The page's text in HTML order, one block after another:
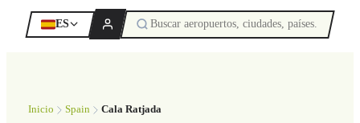
ES
Inicio Spain Cala Ratjada